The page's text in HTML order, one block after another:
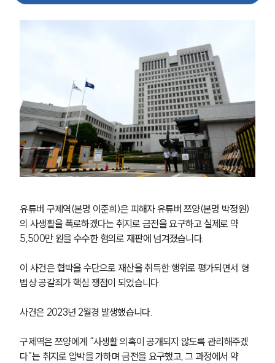
유튜버 구제역(본명 이준희)은 피해자 유튜버 쯔양(본명 박정원)
의 사생활을 폭로하겠다는 취지로 금전을 요구하고 실제로 약
5,500만 원을 수수한 혐의로 재판에 넘겨졌습니다.
이 사건은 협박을 수단으로 재산을 취득한 행위로 평가되면서 형
법상 공갈죄가 핵심 쟁점이 되었습니다.
사건은 2023년 2월경 발생했습니다.
구제역은 쯔양에게 “사생활 의혹이 공개되지 않도록 관리해주겠
다”는 취지로 압박을 가하며 금전을 요구했고, 그 과정에서 약